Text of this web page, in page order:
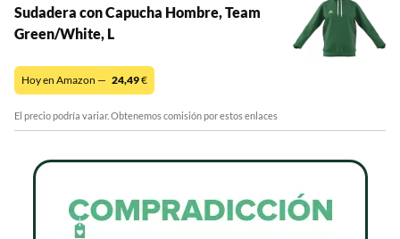
Sudadera con Capucha Hombre, Team
Green/White, L
Hoy en Amazon — 24,49€
El precio podría variar. Obtenemos comisión por estos enlaces